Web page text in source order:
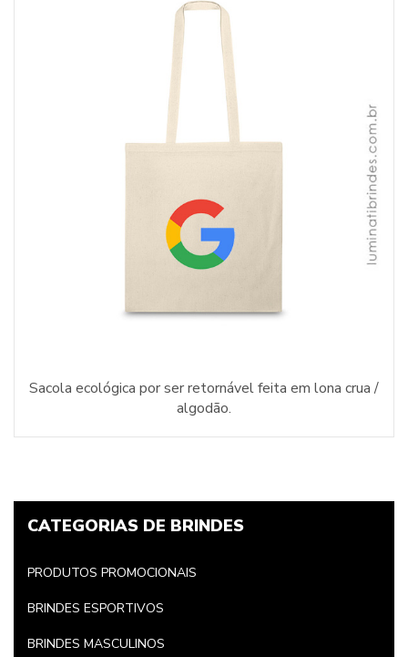
Sacola ecológica por ser retornável feita em lona crua /
algodão.
CATEGORIAS DE BRINDES
PRODUTOS PROMOCIONAIS
BRINDES ESPORTIVOS
BRINDES MASCULINOS